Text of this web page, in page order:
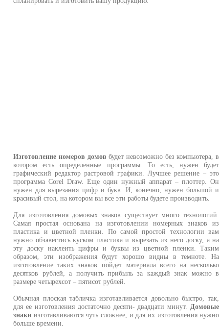
Изготовление номеров домов будет невозможно без компьютера, в
котором есть определенные программы. То есть, нужен будет
графический редактор растровой графики. Лучшее решение – это
программа Corel Draw. Еще один нужный аппарат – плоттер. Он
нужен для вырезания цифр и букв. И, конечно, нужен большой и
красивый стол, на котором вы все эти работы будете производить.
Для изготовления домовых знаков существует много технологий.
Самая простая основана на изготовлении номерных знаков из
пластика и цветной пленки. По самой простой технологии вам
нужно обзавестись куском пластика и вырезать из него доску, а на
эту доску наклеить цифры и буквы из цветной пленки. Таким
образом, эти изображения будут хорошо видны в темноте. На
изготовление таких знаков пойдет материала всего на несколько
десятков рублей, а получить прибыль за каждый знак можно в
размере четырехсот – пятисот рублей.
Обычная плоская табличка изготавливается довольно быстро, так,
для ее изготовления достаточно десяти- двадцати минут. Домовые
знаки изготавливаются чуть сложнее, и для их изготовления нужно
больше времени.